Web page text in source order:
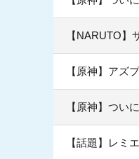
【NARUTO
【原神】アズ
【原神】つい
【話題】レミ